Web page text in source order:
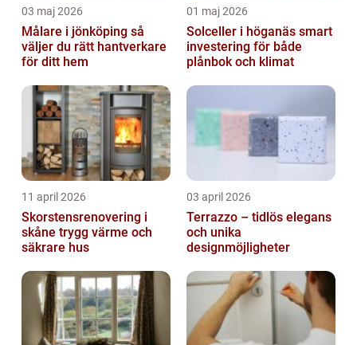
03 maj 2026
Målare i jönköping så
väljer du rätt hantverkare
för ditt hem
01 maj 2026
Solceller i höganäs smart
investering för både
plånbok och klimat
11 april 2026
Skorstensrenovering i
skåne trygg värme och
säkrare hus
03 april 2026
Terrazzo – tidlös elegans
och unika
designmöjligheter